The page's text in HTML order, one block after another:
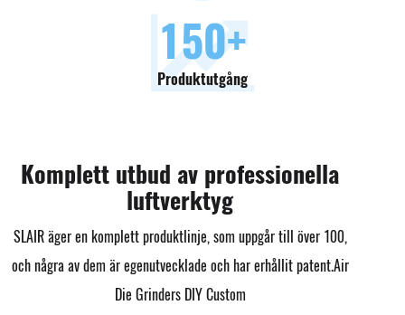
150+
Produktutgång
Komplett utbud av professionella
luftverktyg
SLAIR äger en komplett produktlinje, som uppgår till över 100,
och några av dem är egenutvecklade och har erhållit patent.Air
Die Grinders DIY Custom